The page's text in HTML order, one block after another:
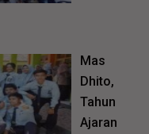
Mas
Dhito,
Tahun
Ajaran